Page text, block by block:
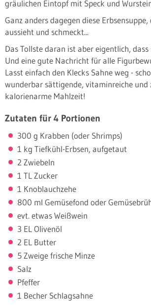
gräulichen Eintopf mit Speck und
Ganz anders dagegen diese
aussieht und schmeckt...
Das Tollste daran ist aber eigentlich,
Und eine gute Nachricht für alle
Lasst einfach den Klecks Sahne weg -
wunderbar sättigende, vitaminreiche und
kalorienarme Mahlzeit!
Zutaten für 4 Portionen
300 g Krabben (oder Shrimps)
1 kg Tiefkühl-Erbsen, aufgetaut
2 Zwiebeln
1 TL Zucker
1 Knoblauchzehe
800 ml Gemüsefond oder
evt. etwas Weißwein
3 EL Olivenöl
2 EL Butter
5 Zweige frische Minze
Salz
Pfeffer
1 Becher Schlagsahne